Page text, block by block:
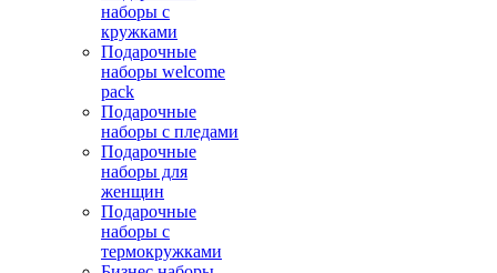
наборы с
кружками
Подарочные
наборы welcome
pack
Подарочные
наборы с пледами
Подарочные
наборы для
женщин
Подарочные
наборы с
термокружками